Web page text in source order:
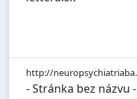
http://
- Stránka bez názvu -